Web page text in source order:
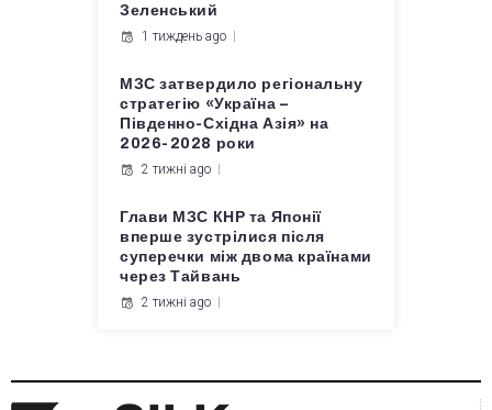
Зеленський
1 тиждень ago
МЗС затвердило регіональну
стратегію «Україна –
Південно-Східна Азія» на
2026-2028 роки
2 тижні ago
Глави МЗС КНР та Японії
вперше зустрілися після
суперечки між двома країнами
через Тайвань
2 тижні ago